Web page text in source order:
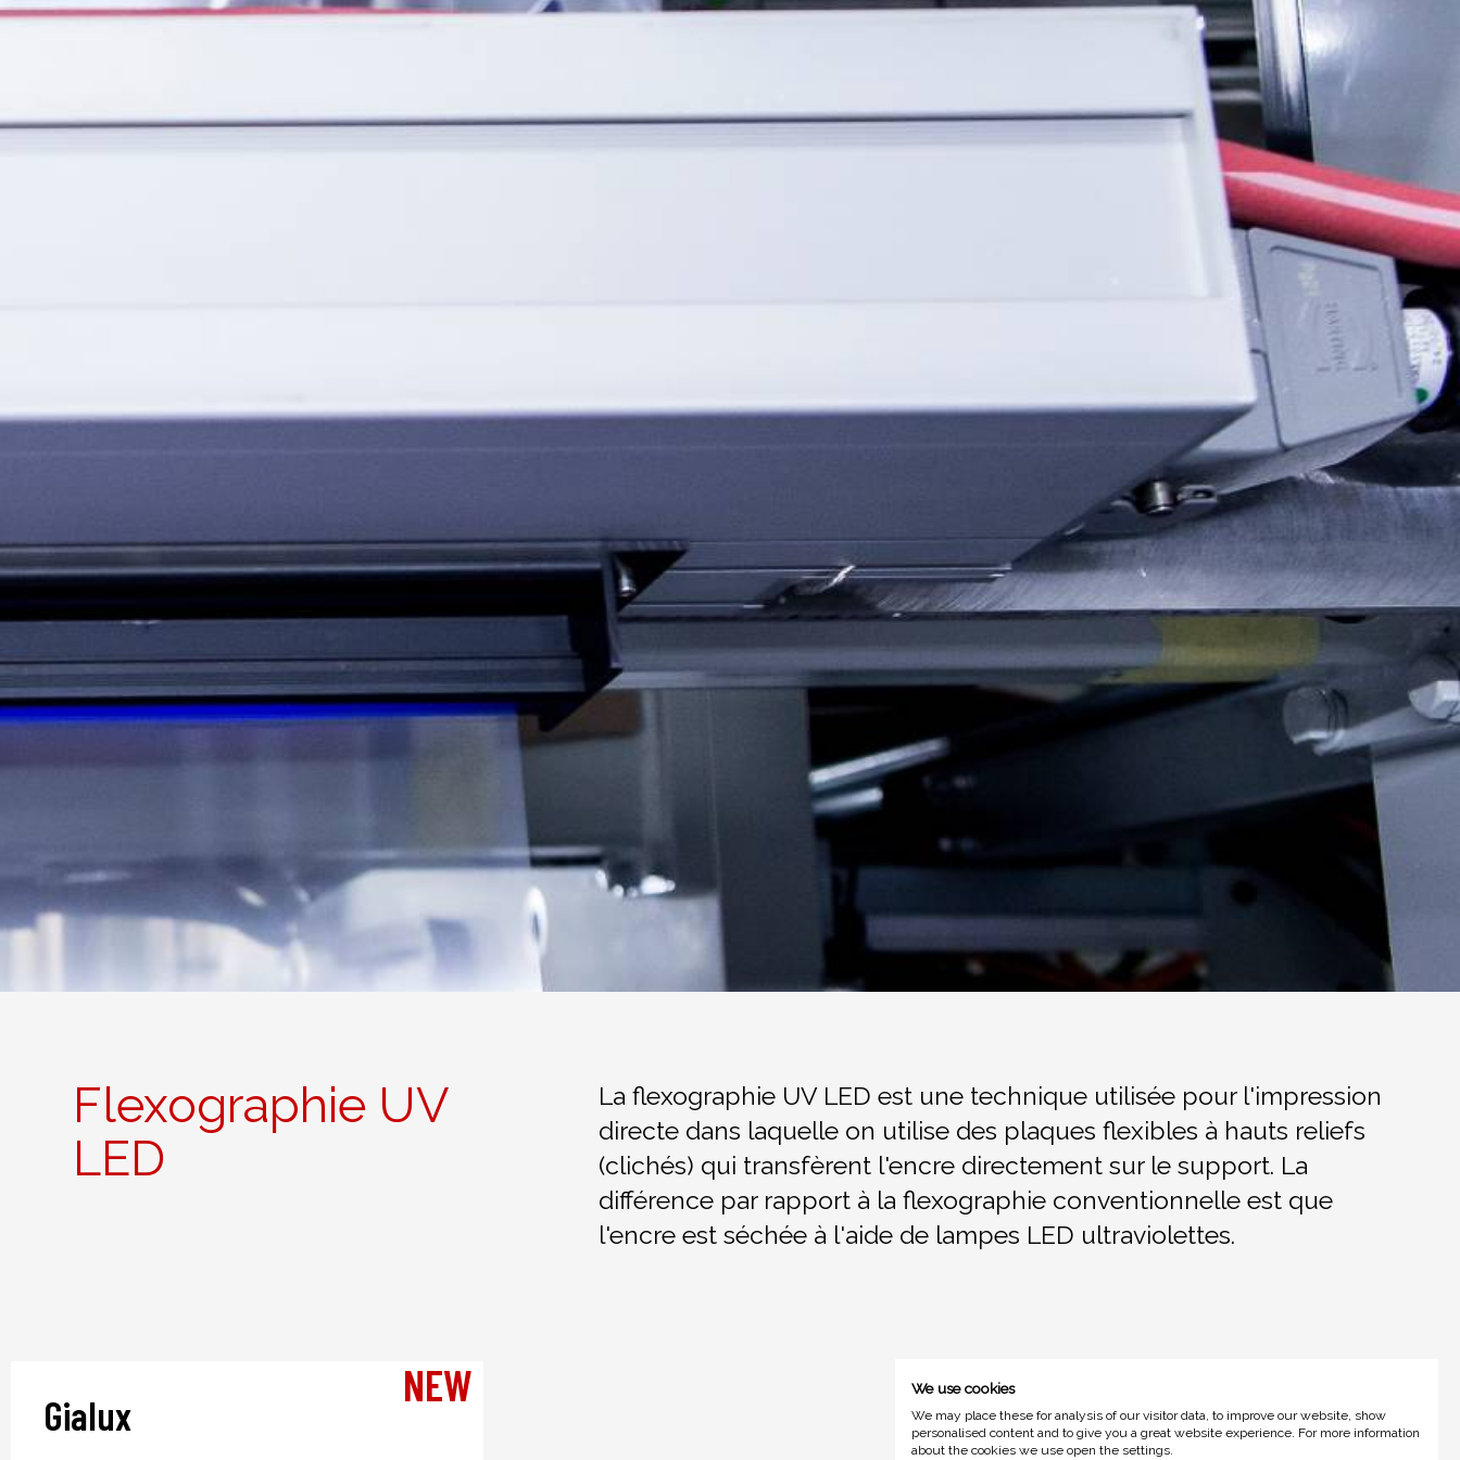
Flexographie UV
LED
La flexographie UV LED est une technique utilisée pour l'impression
directe dans laquelle on utilise des plaques flexibles à hauts reliefs
(clichés) qui transfèrent l'encre directement sur le support. La
différence par rapport à la flexographie conventionnelle est que
l'encre est séchée à l'aide de lampes LED ultraviolettes.
NEW
Gialux
We use cookies
We may place these for analysis of our visitor data, to improve our website, show
personalised content and to give you a great website experience. For more information
about the cookies we use open the settings.